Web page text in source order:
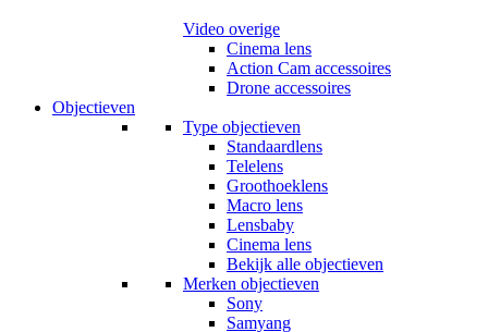
Video overige
Cinema lens
Action Cam accessoires
Drone accessoires
Objectieven
Type objectieven
Standaardlens
Telelens
Groothoeklens
Macro lens
Lensbaby
Cinema lens
Bekijk alle objectieven
Merken objectieven
Sony
Samyang